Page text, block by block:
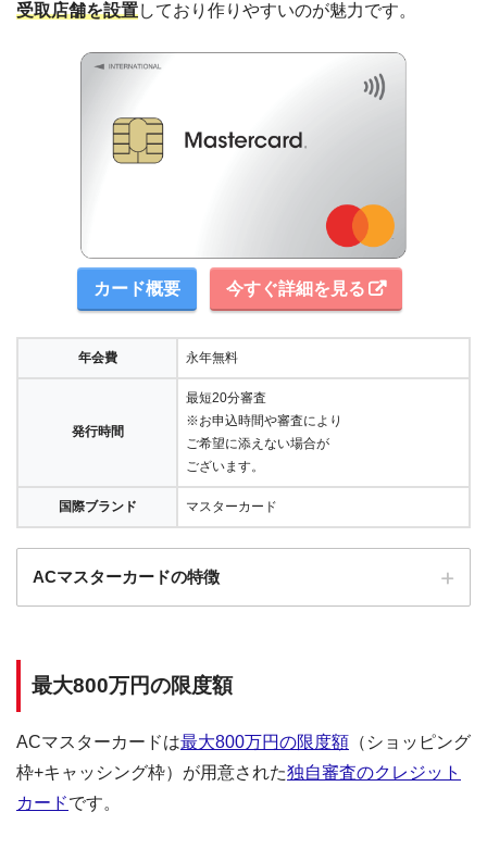
受取店舗を設置しており作りやすいのが魅力です。
カード概要 今すぐ詳細を見る
年会費 永年無料
発行時間
最短20分審査
※お申込時間や審査により
ご希望に添えない場合が
ございます。
国際ブランド マスターカード
ACマスターカードの特徴
ショッピングリボの手数料率"10.0％～14.6％"（実質年率）は業界最安水準
最大800万円の限度額
ACマスターカードは最大800万円の限度額 （ショッピング
枠+キャッシング枠）が用意された独自審査のクレジット
カードです。